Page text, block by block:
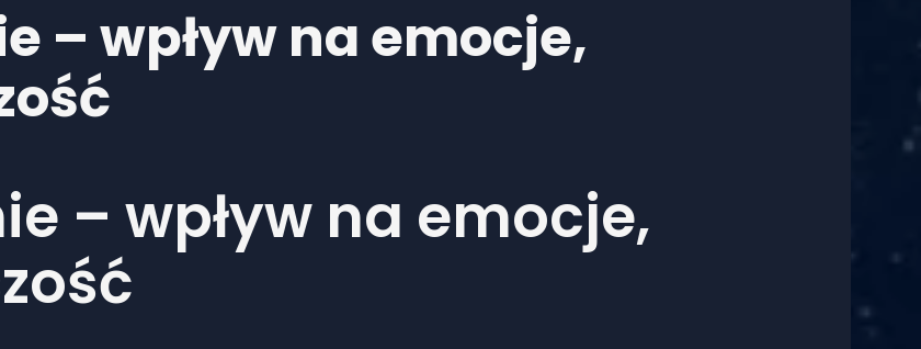
– wpływ na emocje,
– wpływ na emocje,